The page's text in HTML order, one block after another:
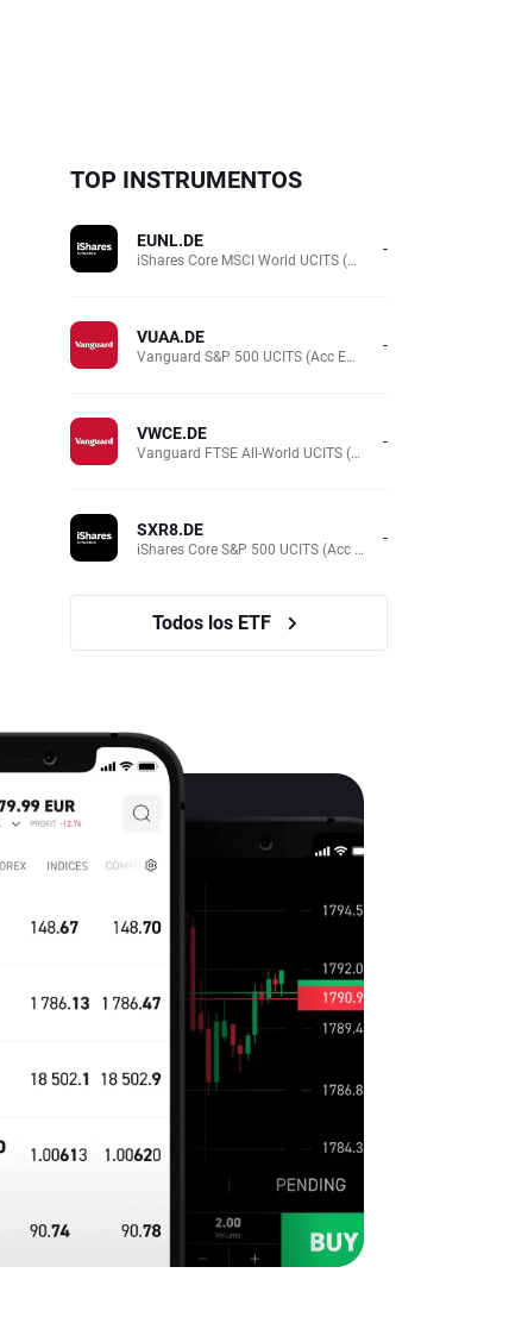
TOP INSTRUMENTOS
EUNL.DE
iShares Core MSCI World UCITS (Acc EUR) -
VUAA.DE
Vanguard S&P 500 UCITS (Acc EUR) -
VWCE.DE
Vanguard FTSE All-World UCITS (Acc EUR ) -
SXR8.DE
iShares Core S&P 500 UCITS (Acc EUR) -
Todos los ETF